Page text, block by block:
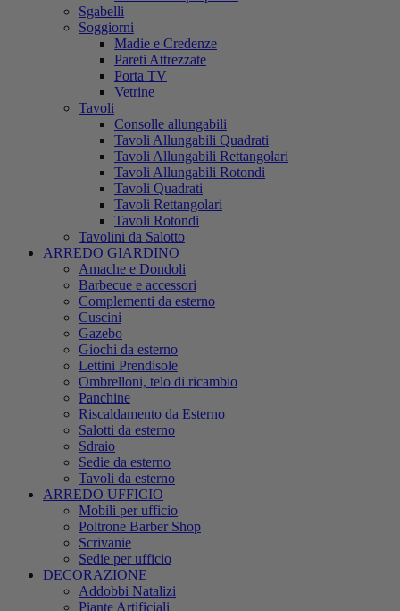
Sgabelli
Soggiorni
Madie e Credenze
Pareti Attrezzate
Porta TV
Vetrine
Tavoli
Consolle allungabili
Tavoli Allungabili Quadrati
Tavoli Allungabili Rettangolari
Tavoli Allungabili Rotondi
Tavoli Quadrati
Tavoli Rettangolari
Tavoli Rotondi
Tavolini da Salotto
ARREDO GIARDINO
Amache e Dondoli
Barbecue e accessori
Complementi da esterno
Cuscini
Gazebo
Giochi da esterno
Lettini Prendisole
Ombrelloni, telo di ricambio
Panchine
Riscaldamento da Esterno
Salotti da esterno
Sdraio
Sedie da esterno
Tavoli da esterno
ARREDO UFFICIO
Mobili per ufficio
Poltrone Barber Shop
Scrivanie
Sedie per ufficio
DECORAZIONE
Addobbi Natalizi
Piante Artificiali